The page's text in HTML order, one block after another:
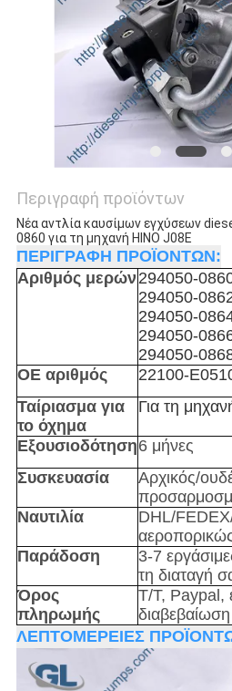
Περιγραφή προϊόντων
Νέα αντλία καυσίμων εγχύσεων
0860 για τη μηχανή HINO J08E
ΠΕΡΙΓΡΑΦΗ ΠΡΟΪΟΝΤΩΝ:
Αριθμός μερών294050-
294050-
294050-
294050-
294050-
OE αριθμός
22100-
Ταίριασμα για
το όχημα
Για τη
Εξουσιοδότηση6 μήνες
Συσκευασία
Αρχικός/
Ναυτιλία
DHL/
Παράδοση
3-7
τη διαταγή
Όρος
πληρωμής
T/T, Paypal,
ΛΕΠΤΟΜΕΡΕΙΕΣ